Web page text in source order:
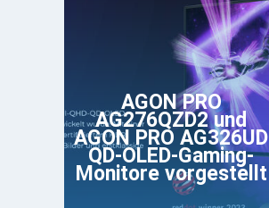
AGON PRO
AG276QZD2 und
AGON PRO AG326UD
QD-OLED-Gaming-
Monitore vorgestellt